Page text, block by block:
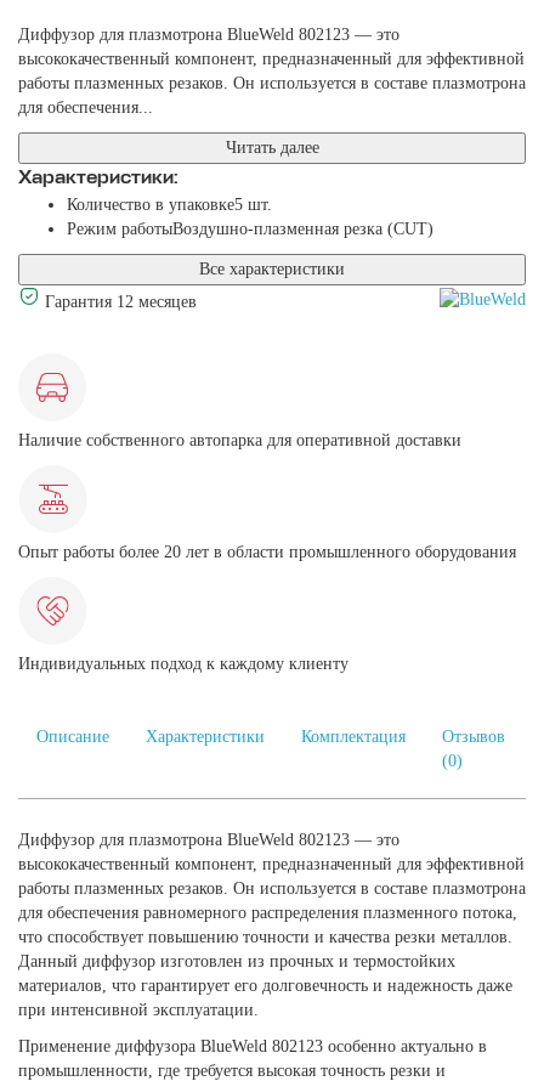
Диффузор для плазмотрона BlueWeld 802123 — это
высококачественный компонент, предназначенный для эффективной
работы плазменных резаков. Он используется в составе плазмотрона
для обеспечения...
Читать далее
Характеристики:
Количество в упаковке5 шт.
Режим работыВоздушно-плазменная резка (CUT)
Все характеристики
Гарантия 12 месяцев
Наличие собственного автопарка для оперативной доставки
Опыт работы более 20 лет в области промышленного оборудования
Индивидуальных подход к каждому клиенту
Описание Характеристики Комплектация
Отзывов
(0)
Диффузор для плазмотрона BlueWeld 802123 — это
высококачественный компонент, предназначенный для эффективной
работы плазменных резаков. Он используется в составе плазмотрона
для обеспечения равномерного распределения плазменного потока,
что способствует повышению точности и качества резки металлов.
Данный диффузор изготовлен из прочных и термостойких
материалов, что гарантирует его долговечность и надежность даже
при интенсивной эксплуатации.
Применение диффузора BlueWeld 802123 особенно актуально в
промышленности, где требуется высокая точность резки и